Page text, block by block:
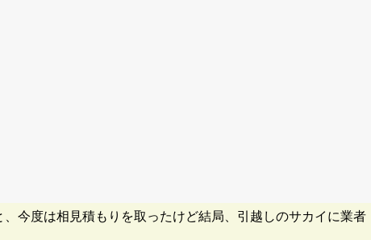
今度は相見積もりを取ったけど結局、引越しのサカイに業者